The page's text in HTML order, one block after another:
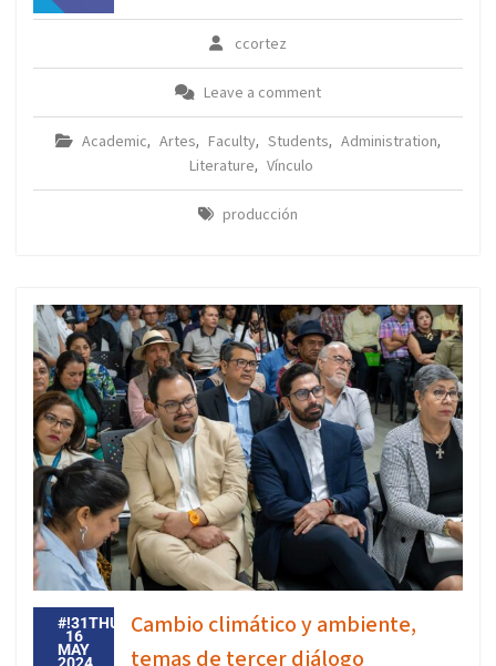
ccortez
Leave a comment
Academic, Artes, Faculty, Students, Administration,
Literature, Vínculo
producción
#!31THU,
16
MAY
Cambio climático y ambiente,
temas de tercer diálogo